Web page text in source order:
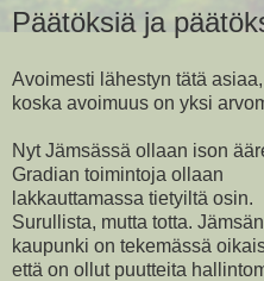
Päätöksiä ja
Avoimesti lähestyn tätä asiaa,
koska avoimuus on yksi
Nyt Jämsässä ollaan ison
Gradian toimintoja ollaan
lakkauttamassa tietyiltä osin.
Surullista, mutta totta. Jämsän
kaupunki on tekemässä
että on ollut puutteita